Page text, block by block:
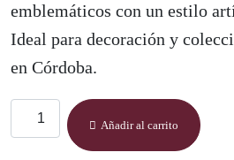
emblemáticos con un estilo
Ideal para decoración y
en Córdoba.
Azulejo
14x14
Añadir al carrito